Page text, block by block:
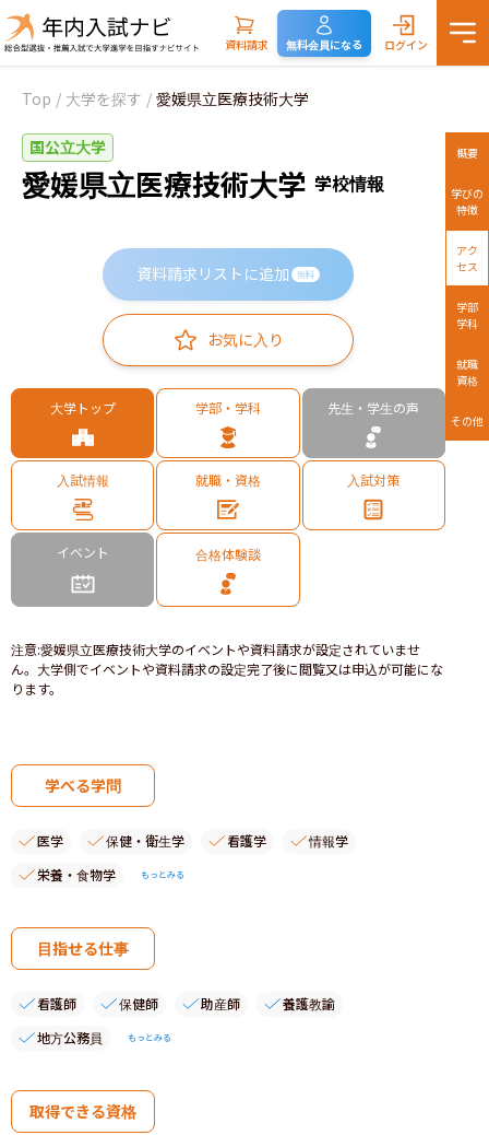
資料請求 無料会員になる ログイン
Top / 大学を探す / 愛媛県立医療技術大学
国公立大学
愛媛県立医療技術大学 学校情報
資料請求リストに追加 無料
お気に入り
大学トップ 学部・学科 先生・学生の声
入試情報 就職・資格 入試対策
イベント 合格体験談
注意:愛媛県立医療技術大学のイベントや資料請求が設定されていませ
ん。大学側でイベントや資料請求の設定完了後に閲覧又は申込が可能にな
ります。
学べる学問
医学 保健・衛生学 看護学
情報学
栄養・食物学
もっとみる
目指せる仕事
看護師 保健師 助産師
養護教諭
地方公務員
もっとみる
取得できる資格
概要
学びの
特徴
アク
セス
学部
学科
就職
資格
その他